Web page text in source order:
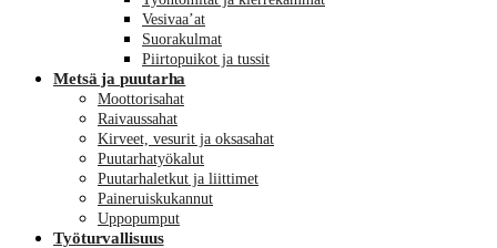
Vesivaa’at
Suorakulmat
Piirtopuikot ja tussit
Metsä ja puutarha
Moottorisahat
Raivaussahat
Kirveet, vesurit ja oksasahat
Puutarhatyökalut
Puutarhaletkut ja liittimet
Paineruiskukannut
Uppopumput
Työturvallisuus